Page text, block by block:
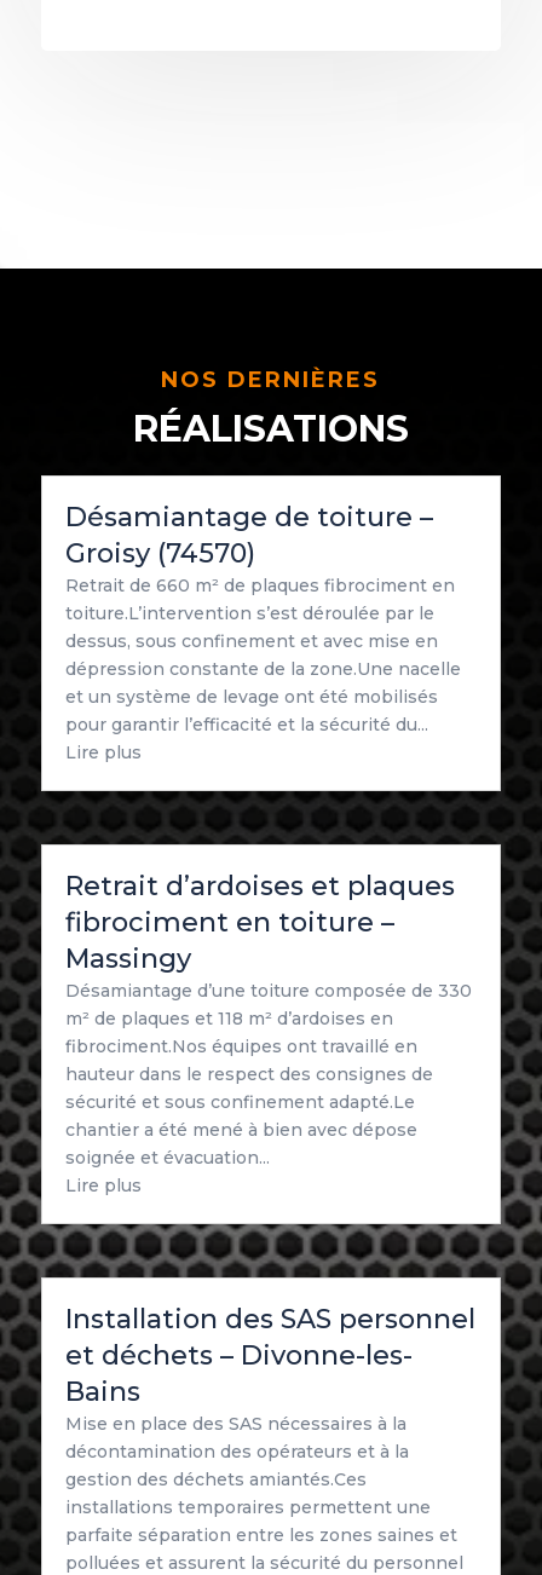
NOS DERNIÈRES
RÉALISATIONS
Désamiantage de toiture –
Groisy (74570)
Retrait de 660 m² de plaques fibrociment en
toiture.L’intervention s’est déroulée par le
dessus, sous confinement et avec mise en
dépression constante de la zone.Une nacelle
et un système de levage ont été mobilisés
pour garantir l’efficacité et la sécurité du...
Lire plus
Retrait d’ardoises et plaques
fibrociment en toiture –
Massingy
Désamiantage d’une toiture composée de 330
m² de plaques et 118 m² d’ardoises en
fibrociment.Nos équipes ont travaillé en
hauteur dans le respect des consignes de
sécurité et sous confinement adapté.Le
chantier a été mené à bien avec dépose
soignée et évacuation...
Lire plus
Installation des SAS personnel
et déchets – Divonne-les-
Bains
Mise en place des SAS nécessaires à la
décontamination des opérateurs et à la
gestion des déchets amiantés.Ces
installations temporaires permettent une
parfaite séparation entre les zones saines et
polluées et assurent la sécurité du personnel